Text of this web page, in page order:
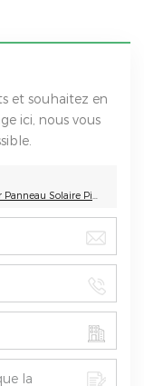
et souhaitez en
ici, nous vous
Produits Solaires Installation Facile Montage Sur Panneau Solaire Pince Intermédiaire Pour Panneau Solaire